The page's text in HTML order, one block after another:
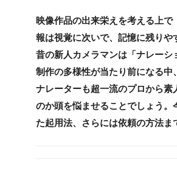
映像作品の出来栄えを考える上
報は視覚に次いで、記憶に残りや
昔の新人カメラマンは「ナレー
制作の多様性が当たり前になる中
ナレーターも超一流のプロから
のか頭を悩ませることでしょう
た起用法、さらには依頼の方法ま